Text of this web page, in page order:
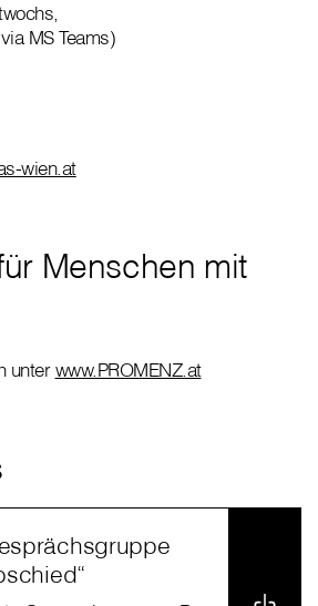
MS Teams)
wien.at
Menschen mit
unterwww.PROMENZ.at